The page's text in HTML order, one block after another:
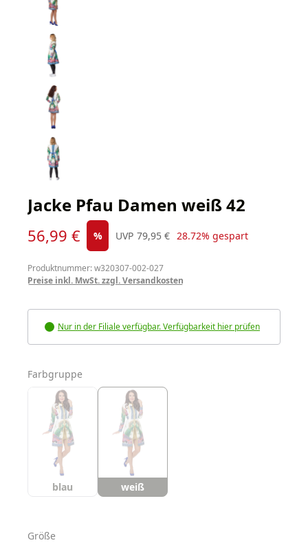
Jacke Pfau Damen weiß 42
Verkaufspreis:
56,99 € % UVP
Regulärer Preis:
79,95 € 28.72% gespart
Produktnummer: w320307-002-027
Preise inkl. MwSt. zzgl. Versandkosten
Nur in der Filiale verfügbar. Verfügbarkeit hier prüfen
Farbgruppe
blau weiß
Größe